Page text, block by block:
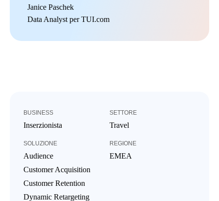
BUSINESS
Inserzionista
SETTORE
Travel
SOLUZIONE
Audience
Customer Acquisition
Customer Retention
Dynamic Retargeting
REGIONE
EMEA
Janice Paschek
Data Analyst per TUI.com